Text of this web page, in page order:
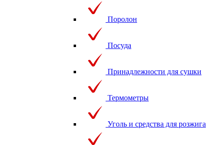
Поролон
Посуда
Принадлежности для сушки
Термометры
Уголь и средства для розжига